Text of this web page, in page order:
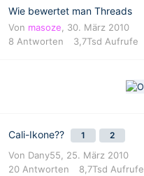
Wie bewertet man Threads
Von masoze
30. März 2010
8 Antworten 3,7Tsd Aufrufe
Cali-Ikone?? 1 2
Von Dany55, 25. März 2010
20 Antworten 8,7Tsd Aufrufe